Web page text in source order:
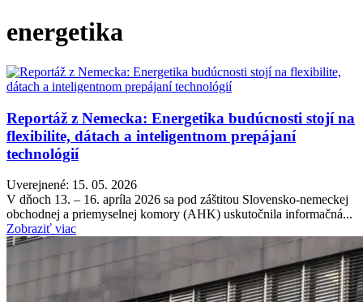
energetika
Reportáž z Nemecka: Energetika budúcnosti stojí na
flexibilite, dátach a inteligentnom prepájaní
technológií
Uverejnené: 15. 05. 2026
V dňoch 13. – 16. apríla 2026 sa pod záštitou Slovensko-nemeckej
obchodnej a priemyselnej komory (AHK) uskutočnila informačná...
Zobraziť viac